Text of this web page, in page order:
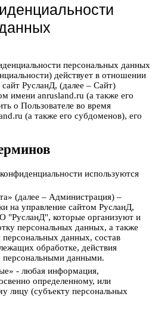
персональных данных
действует в отношении
РусланД, (далее – Сайт)
имени anrusland.ru (а также его
о Пользователе во время
(а также его субдоменов), его
используются
(далее – Администрация) –
на управление сайтом РусланД,
"РусланД", которые организуют и
персональных данных, а также
персональных данных, состав
обработке, действия
данными.
- любая информация,
определенному, или
лицу (субъекту персональных